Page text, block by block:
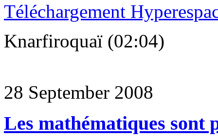
Téléchargement
Knarfiroquaï (02:04)
28 September 2008
Les mathématiques sont